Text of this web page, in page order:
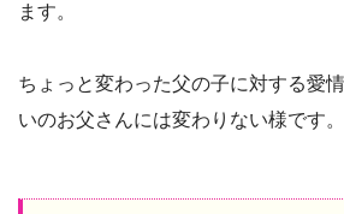
ます。
ちょっと変わった父の子に対する愛
いのお父さんには変わりない様です。